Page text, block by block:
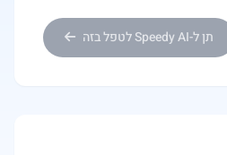
תן ל-Speedy AI לטפל בזה